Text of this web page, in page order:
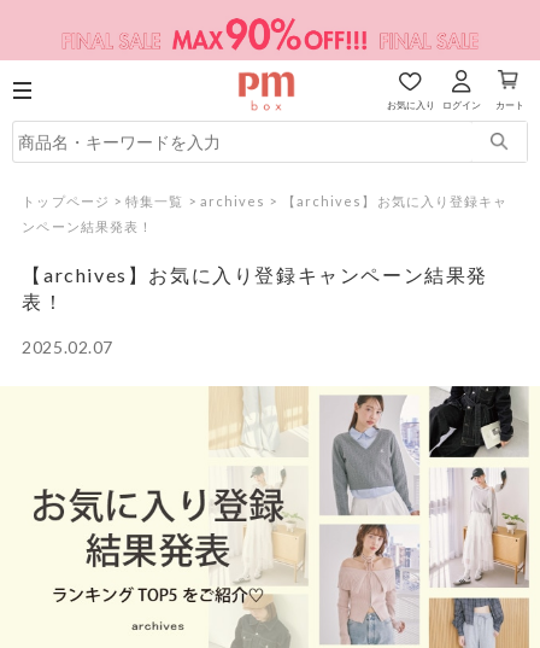
お気に入り ログイン カート
トップページ > 特集一覧 > archives >
【archives】お気に入り登録キャ
ンペーン結果発表！
【archives】お気に入り登録キャンペーン結果発
表！
2025.02.07